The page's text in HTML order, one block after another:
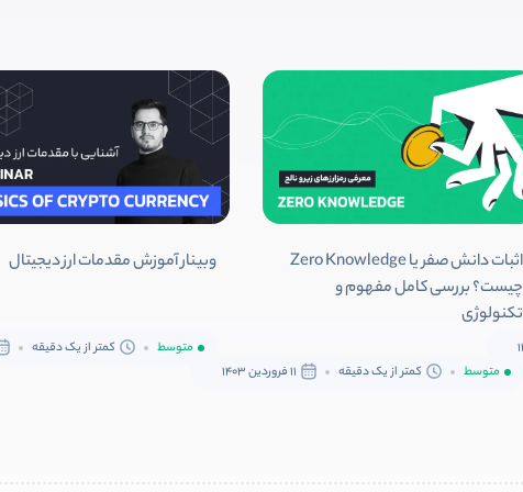
اثبات دانش صفر یا Zero Knowledge
چیست؟ بررسی کامل مفهوم و
تکنولوژی
متوسط کمتر از یک دقیقه 11 فروردین 1403
وبینار آموزش مقدمات ارز دیجیتال
متوسط کمتر از یک دقیقه